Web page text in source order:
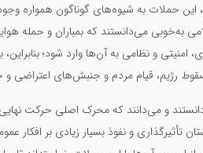
حملات به شیوه‌های گوناگون همواره
به‌خوبی می‌دانستند که بمباران و حمله
امنیتی و نظامی به آن‌ها وارد شود؛
رژیم، قیام مردم و جنبش‌های اعتراضی و
و می‌دانند که محرک اصلی حرکت نهایی
تأثیرگذاری و نفوذ بسیار زیادی بر افکار